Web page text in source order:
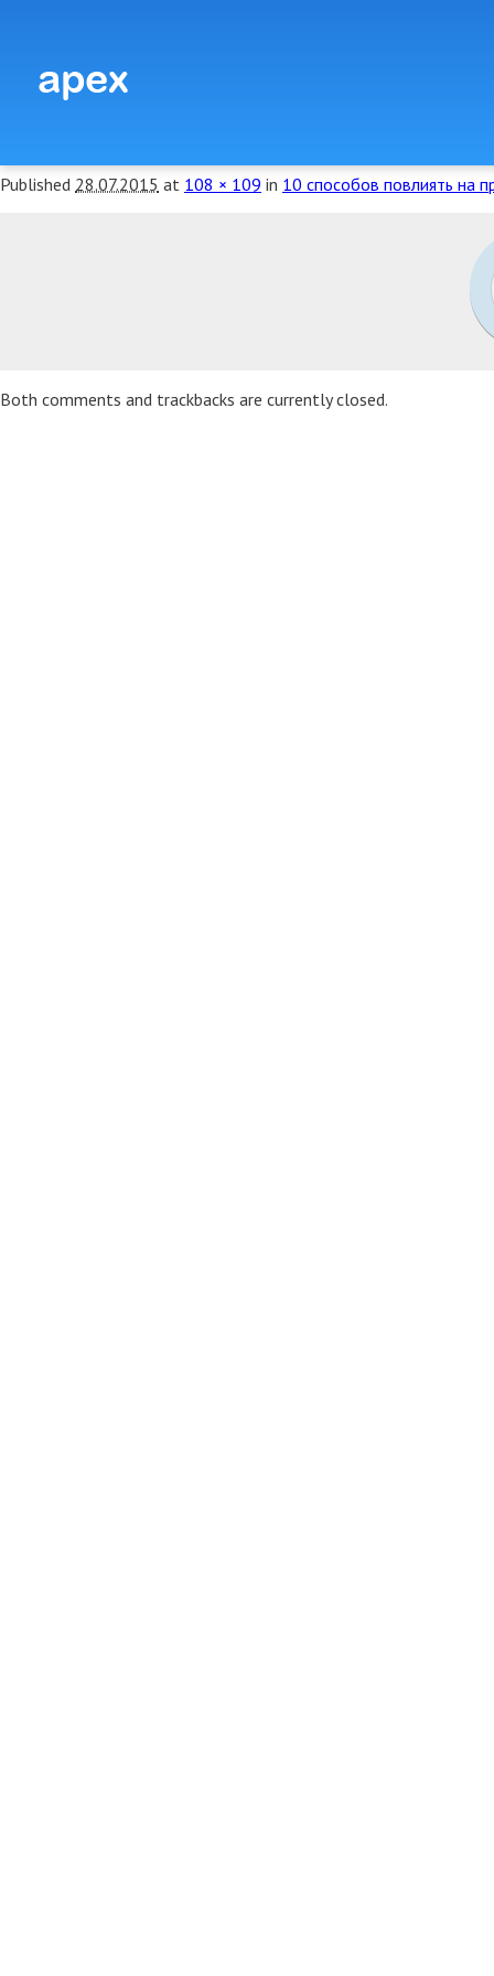
Published 28.07.2015 at 108 × 109 in 10 способов повлиять на
Both comments and trackbacks are currently closed.